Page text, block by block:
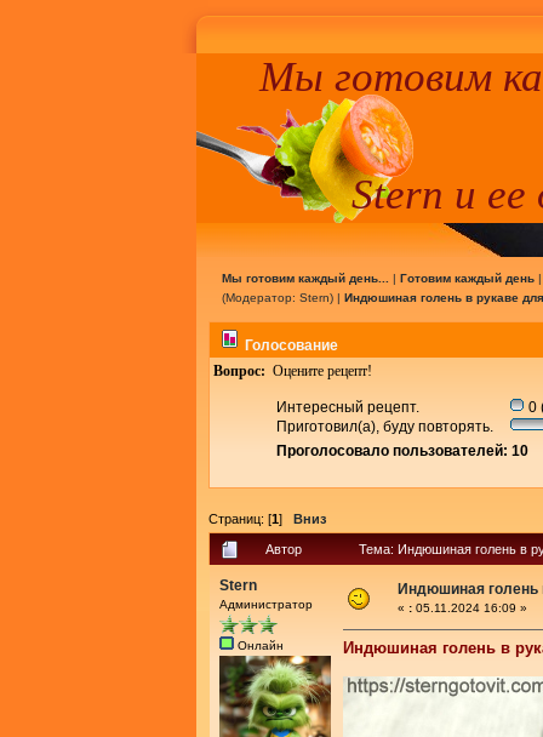
Мы готовим
Stern и ее
Мы готовим каждый день... | Готовим каждый день
(Модератор: Stern) | Индюшиная голень в рукаве
Голосование
Вопрос: Оцените рецепт!
Интересный рецепт.
0
Приготовил(а), буду повторять.
Проголосовало пользователей: 10
Страниц: [1] Вниз
Автор Тема: Индюшиная голень в
Stern
Администратор
Онлайн
Индюшиная голень
« : 05.11.2024 16:09 »
Индюшиная голень в